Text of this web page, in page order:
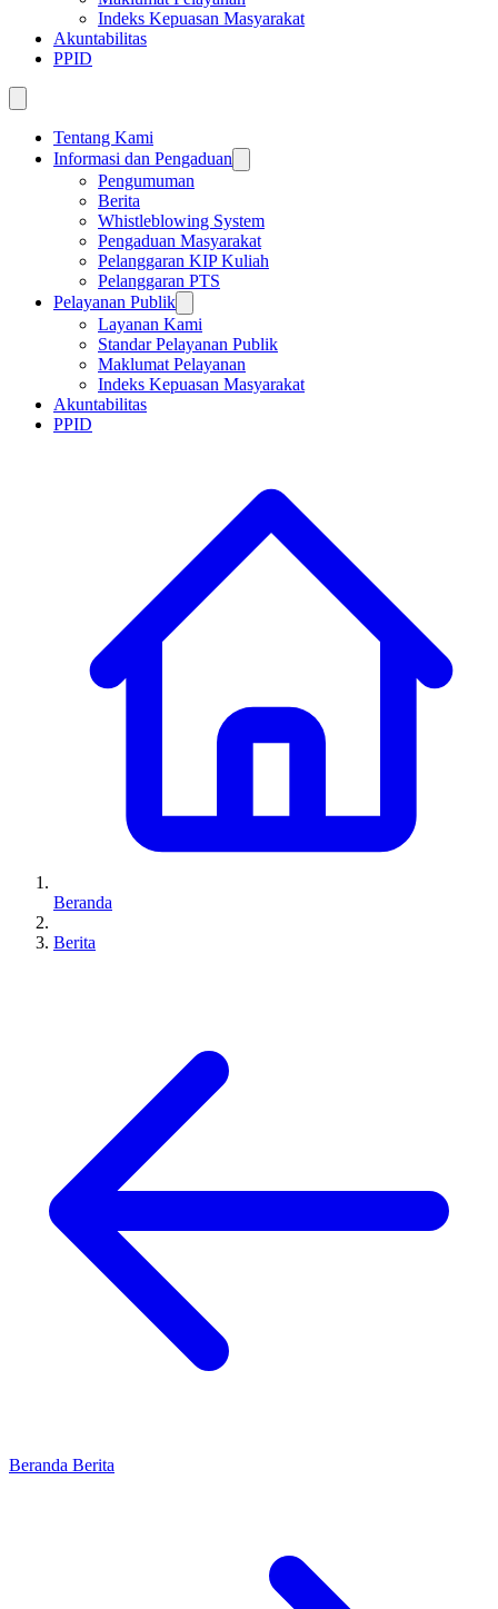
Indeks Kepuasan Masyarakat
Akuntabilitas
PPID
Tentang Kami
Informasi dan Pengaduan
Pengumuman
Berita
Whistleblowing System
Pengaduan Masyarakat
Pelanggaran KIP Kuliah
Pelanggaran PTS
Pelayanan Publik
Layanan Kami
Standar Pelayanan Publik
Maklumat Pelayanan
Indeks Kepuasan Masyarakat
Akuntabilitas
PPID
Beranda
Berita
Beranda Berita